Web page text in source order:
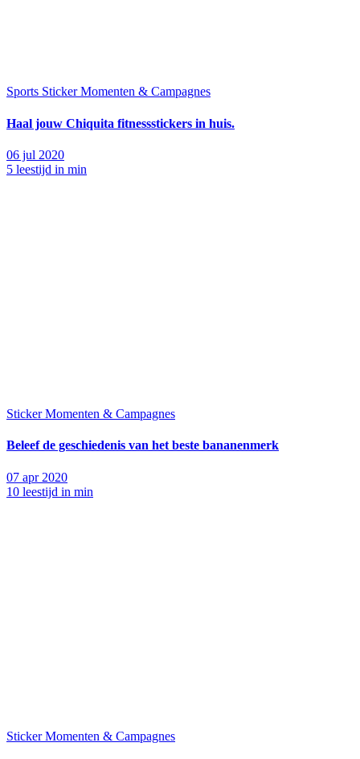
Sports Sticker Momenten & Campagnes
Haal jouw Chiquita fitnessstickers in huis.
06 jul 2020
5 leestijd in min
Sticker Momenten & Campagnes
Beleef de geschiedenis van het beste bananenmerk
07 apr 2020
10 leestijd in min
Sticker Momenten & Campagnes